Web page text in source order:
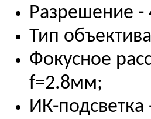
Разрешение -
Тип
Фокусное
f=2.8мм;
ИК-